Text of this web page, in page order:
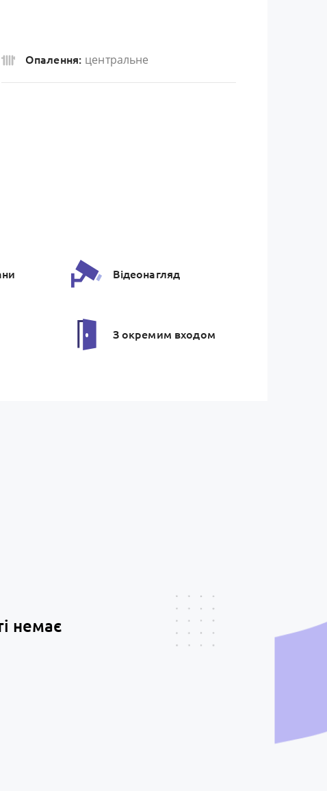
Опалення: центральне
Відеонагляд
З окремим входом
немає